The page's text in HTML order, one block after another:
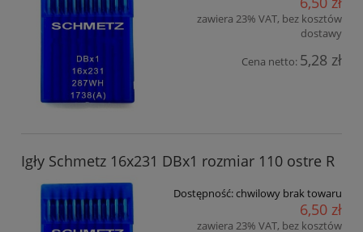
zawiera 23% VAT, bez kosztów
dostawy
Cena netto: 5,28 zł
Igły Schmetz 16x231 DBx1 rozmiar 110 ostre R
Dostępność:chwilowy brak towaru
6,50 zł
zawiera 23% VAT, bez kosztów